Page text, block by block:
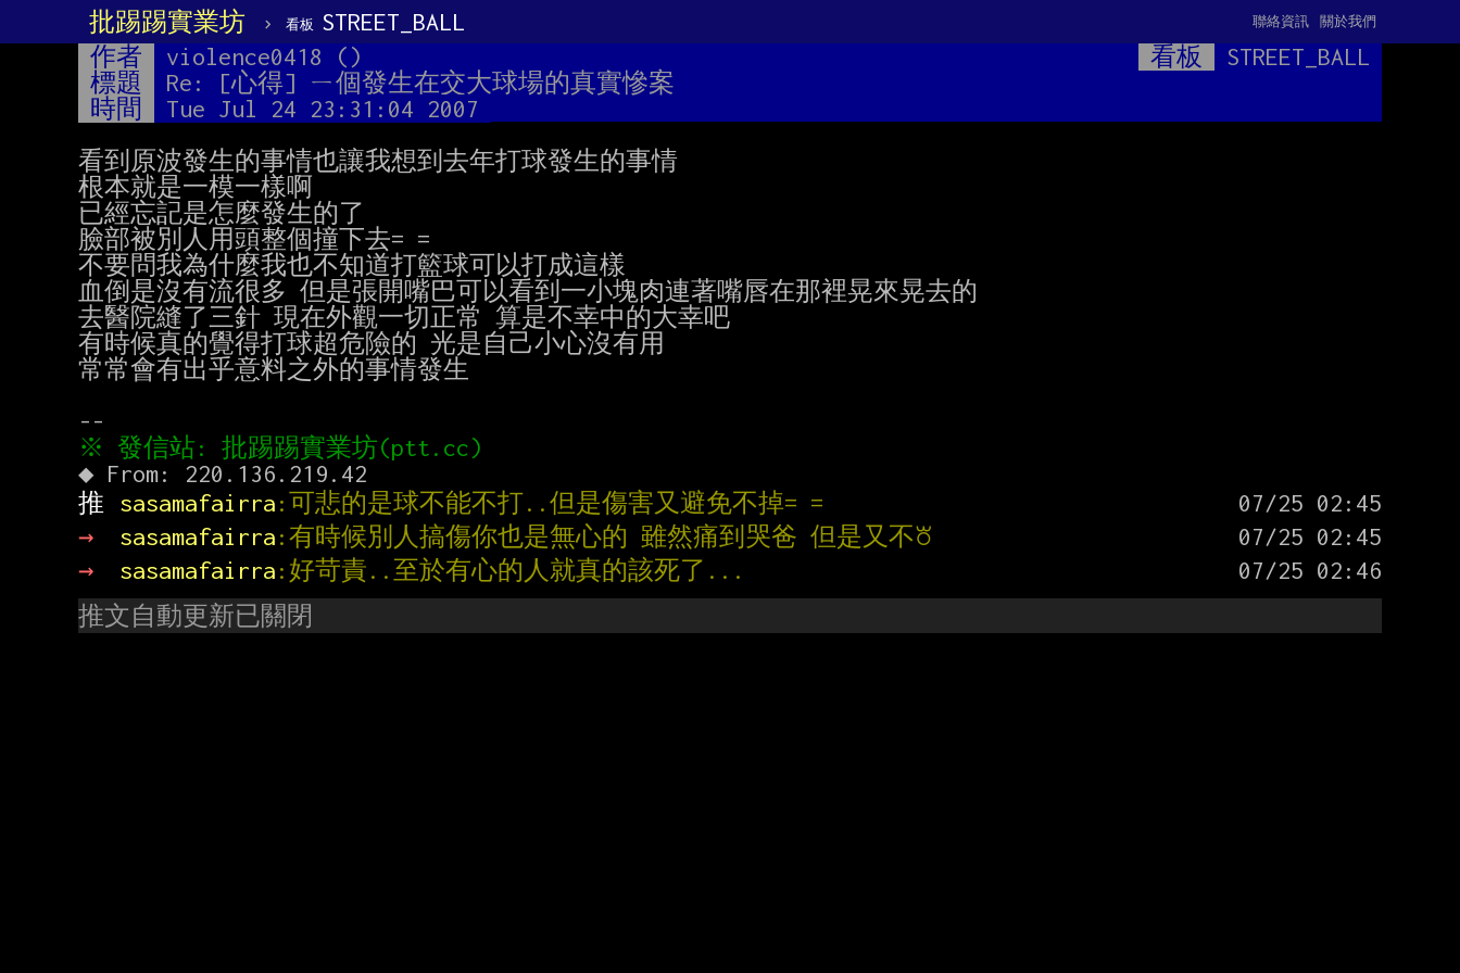
批踢踢實業坊 › 看板 STREET_BALL 關於我們
聯絡資訊
作者 violence0418 () 看板
STREET_BALL
標題
Re: [心得] ㄧ個發生在交大球場的真實慘案
時間
Tue Jul 24 23:31:04 2007
看到原波發生的事情也讓我想到去年打球發生的事情
根本就是一模一樣啊
已經忘記是怎麼發生的了
臉部被別人用頭整個撞下去= =
不要問我為什麼我也不知道打籃球可以打成這樣
血倒是沒有流很多 但是張開嘴巴可以看到一小塊肉連著嘴唇在那裡晃來晃去的
去醫院縫了三針 現在外觀一切正常 算是不幸中的大幸吧
有時候真的覺得打球超危險的 光是自己小心沒有用
常常會有出乎意料之外的事情發生
推
sasamafairra:可悲的是球不能不打..但是傷害又避免不掉= =
→
sasamafairra:有時候別人搞傷你也是無心的 雖然痛到哭爸 但是又不꘠
→
sasamafairra:好苛責..至於有心的人就真的該死了...
推文自動更新已關閉